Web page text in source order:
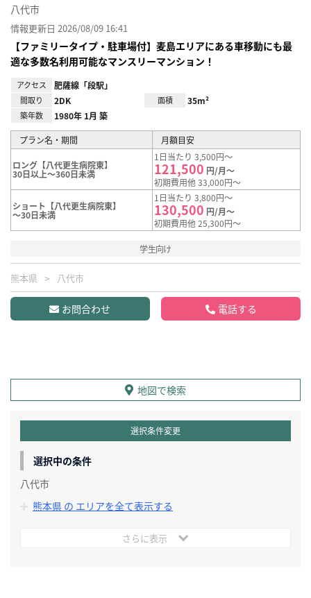
八代市
情報更新日 2026/08/09 16:41
【ファミリータイプ・駐車場付】麦島エリアにある車移動にも最
適な多数名利用可能なマンスリーマンション！
アクセス 肥薩線「段駅」
間取り 2DK 面積 35m²
築年数 1980年 1月 築
プラン名・期間 月額目安
ロング【八代更生病院東】
30日以上～360日未満
1日当たり 3,500円～
121,500 円/月～
初期費用他 33,000円～
ショート【八代更生病院東】
～30日未満
1日当たり 3,800円～
130,500 円/月～
初期費用他 25,300円～
学生向け
熊本県 八代市
お問合わせ 電話する
地図で検索
選択条件変更
選択中の条件
八代市
熊本県 の エリアを全て表示する
さらに表示